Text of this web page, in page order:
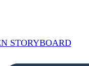
STORYBOARD